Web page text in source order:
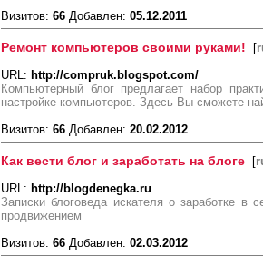
Визитов: 66 Добавлен: 05.12.2011
Ремонт компьютеров своими руками! [
URL: http://compruk.blogspot.com/
Компьютерный блог предлагает набор
настройке компьютеров. Здесь Вы сможете
Визитов: 66 Добавлен: 20.02.2012
Как вести блог и заработать на блоге [
URL: http://blogdenegka.ru
Записки блоговеда искателя о заработке в
продвижением
Визитов: 66 Добавлен: 02.03.2012